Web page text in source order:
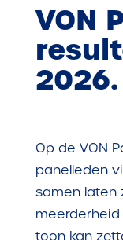
VON
2026.
Op de VON
panelleden
samen laten
toon kan